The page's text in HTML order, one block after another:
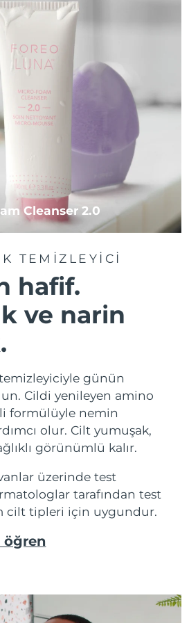
Cleanser 2.0
TEMIZLEYICI
hafif.
ve narin
günün
Cildi yenileyen amino
formülüyle nemin
olur. Cilt yumuşak,
görünümlü kalır.
üzerinde test
tarafından test
cilt tipleri için uygundur.
öğren